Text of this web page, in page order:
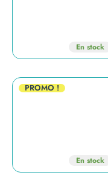
En stock
PROMO !
En stock